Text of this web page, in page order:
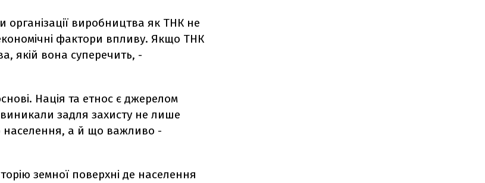
організації виробництва як ТНК не
фактори впливу. Якщо ТНК
якій вона суперечить, -
Нація та етнос є джерелом
задля захисту не лише
населення, а й що важливо -
земної поверхні де населення